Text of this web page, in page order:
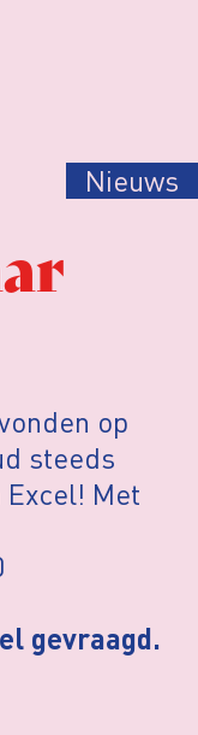
Nieuws
op
steeds
Met
gevraagd.